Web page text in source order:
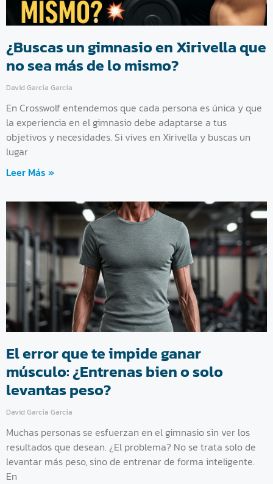
¿Buscas un gimnasio en Xirivella que
no sea más de lo mismo?
David García García
En Crosswolf entendemos que cada persona es única y que
la experiencia en el gimnasio debe adaptarse a tus
objetivos y necesidades. Si vives en Xirivella y buscas un
lugar
Leer Más »
El error que te impide ganar
músculo: ¿Entrenas bien o solo
levantas peso?
David García García
Muchas personas se esfuerzan en el gimnasio sin ver los
resultados que desean. ¿El problema? No se trata solo de
levantar más peso, sino de entrenar de forma inteligente.
En